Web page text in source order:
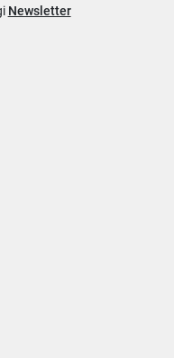
Newsletter
nowym oknie
w nowym oknie
się w nowym
otworzy się w
link otworzy się w